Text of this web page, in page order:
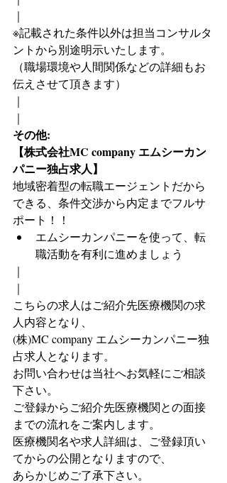
｜
※記載された条件以外は担当コンサルタ
ントから別途明示いたします。
（職場環境や人間関係などの詳細もお
伝えさせて頂きます）
｜
｜
その他:
【株式会社MC company エムシーカン
パニー独占求人】
地域密着型の転職エージェントだから
できる、条件交渉から内定までフルサ
ポート！！
エムシーカンパニーを使って、転
職活動を有利に進めましょう
｜
｜
こちらの求人はご紹介先医療機関の求
人内容となり、
(株)MC company エムシーカンパニー独
占求人となります。
お問い合わせは当社へお気軽にご相談
下さい。
ご登録からご紹介先医療機関との面接
までの流れをご案内します。
医療機関名や求人詳細は、ご登録頂い
てからの公開となりますので、
あらかじめご了承下さい。